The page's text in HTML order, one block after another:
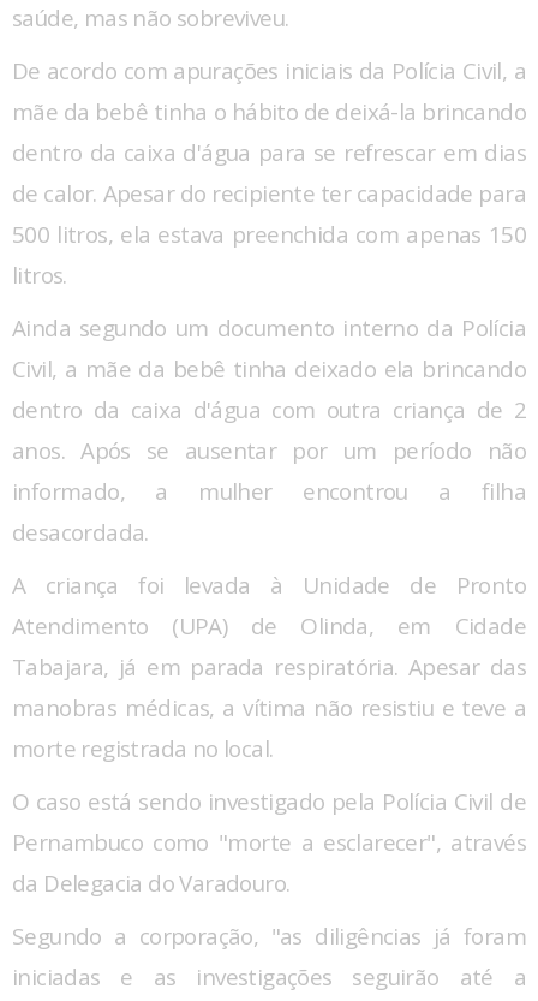
saúde, mas não sobreviveu.
De acordo com apurações iniciais da Polícia Civil, a
mãe da bebê tinha o hábito de deixá-la brincando
dentro da caixa d'água para se refrescar em dias
de calor. Apesar do recipiente ter capacidade para
500 litros, ela estava preenchida com apenas 150
litros.
Ainda segundo um documento interno da Polícia
Civil, a mãe da bebê tinha deixado ela brincando
dentro da caixa d'água com outra criança de 2
anos. Após se ausentar por um período não
informado, a mulher encontrou a filha
desacordada.
A criança foi levada à Unidade de Pronto
Atendimento (UPA) de Olinda, em Cidade
Tabajara, já em parada respiratória. Apesar das
manobras médicas, a vítima não resistiu e teve a
morte registrada no local.
O caso está sendo investigado pela Polícia Civil de
Pernambuco como "morte a esclarecer", através
da Delegacia do Varadouro.
Segundo a corporação, "as diligências já foram
iniciadas e as investigações seguirão até a